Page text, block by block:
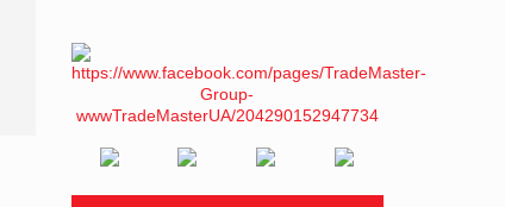
атаки